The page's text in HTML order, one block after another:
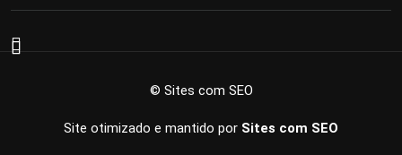
© Sites com SEO
Site otimizado e mantido por Sites com SEO